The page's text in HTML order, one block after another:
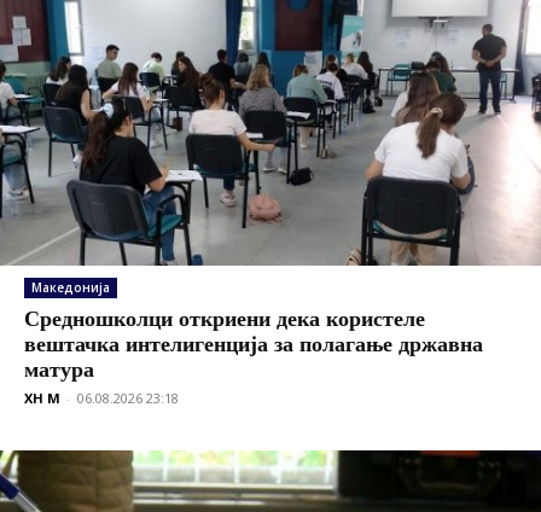
Македонија
Средношколци откриени дека користеле
вештачка интелигенција за полагање државна
матура
XH M - 06.08.2026 23:18